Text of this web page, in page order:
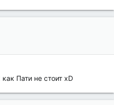
Пати не стоит xD